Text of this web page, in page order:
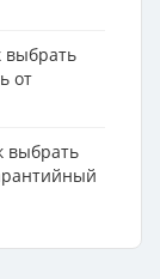
выбрать
от
выбрать